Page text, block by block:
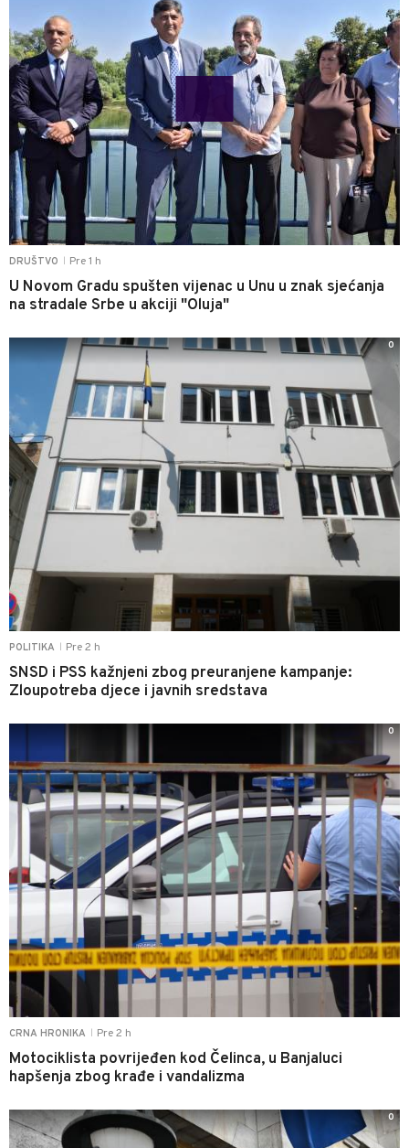
DRUŠTVO Pre 1 h
U Novom Gradu spušten vijenac u Unu u znak sjećanja
na stradale Srbe u akciji "Oluja"
POLITIKA Pre 2 h
SNSD i PSS kažnjeni zbog preuranjene kampanje:
Zloupotreba djece i javnih sredstava
0
CRNA HRONIKA Pre 2 h
Motociklista povrijeđen kod Čelinca, u Banjaluci
hapšenja zbog krađe i vandalizma
0
0